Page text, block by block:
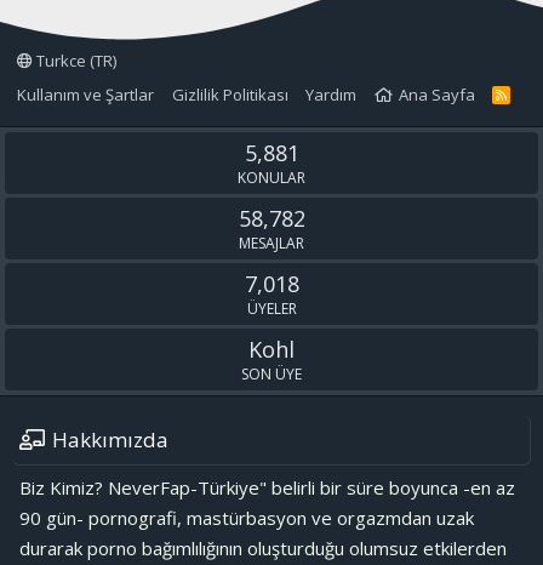
Turkce (TR)
Kullanım ve Şartlar
Gizlilik Politikası Yardım Ana Sayfa
R
S
5,881
KONULAR
58,782
MESAJLAR
7,018
ÜYELER
Kohl
SON ÜYE
Hakkımızda
Biz Kimiz? NeverFap-Türkiye" belirli bir süre boyunca -en az
90 gün- pornografi, mastürbasyon ve orgazmdan uzak
durarak porno bağımlılığının oluşturduğu olumsuz etkilerden